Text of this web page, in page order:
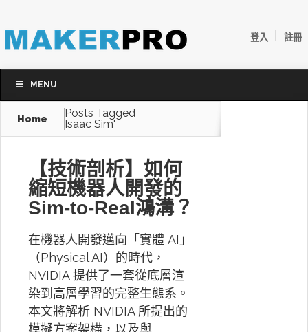
登入 註冊
MENU
Home
Posts Tagged
Isaac Sim"
【技術剖析】如何
縮短機器人開發的
Sim-to-Real鴻溝？
在機器人開發邁向「實體 AI」
（Physical AI）的時代，
NVIDIA 提供了一套從底層渲
染到高層學習的完整生態系。
本文將解析 NVIDIA 所提出的
模擬方案架構，以及與